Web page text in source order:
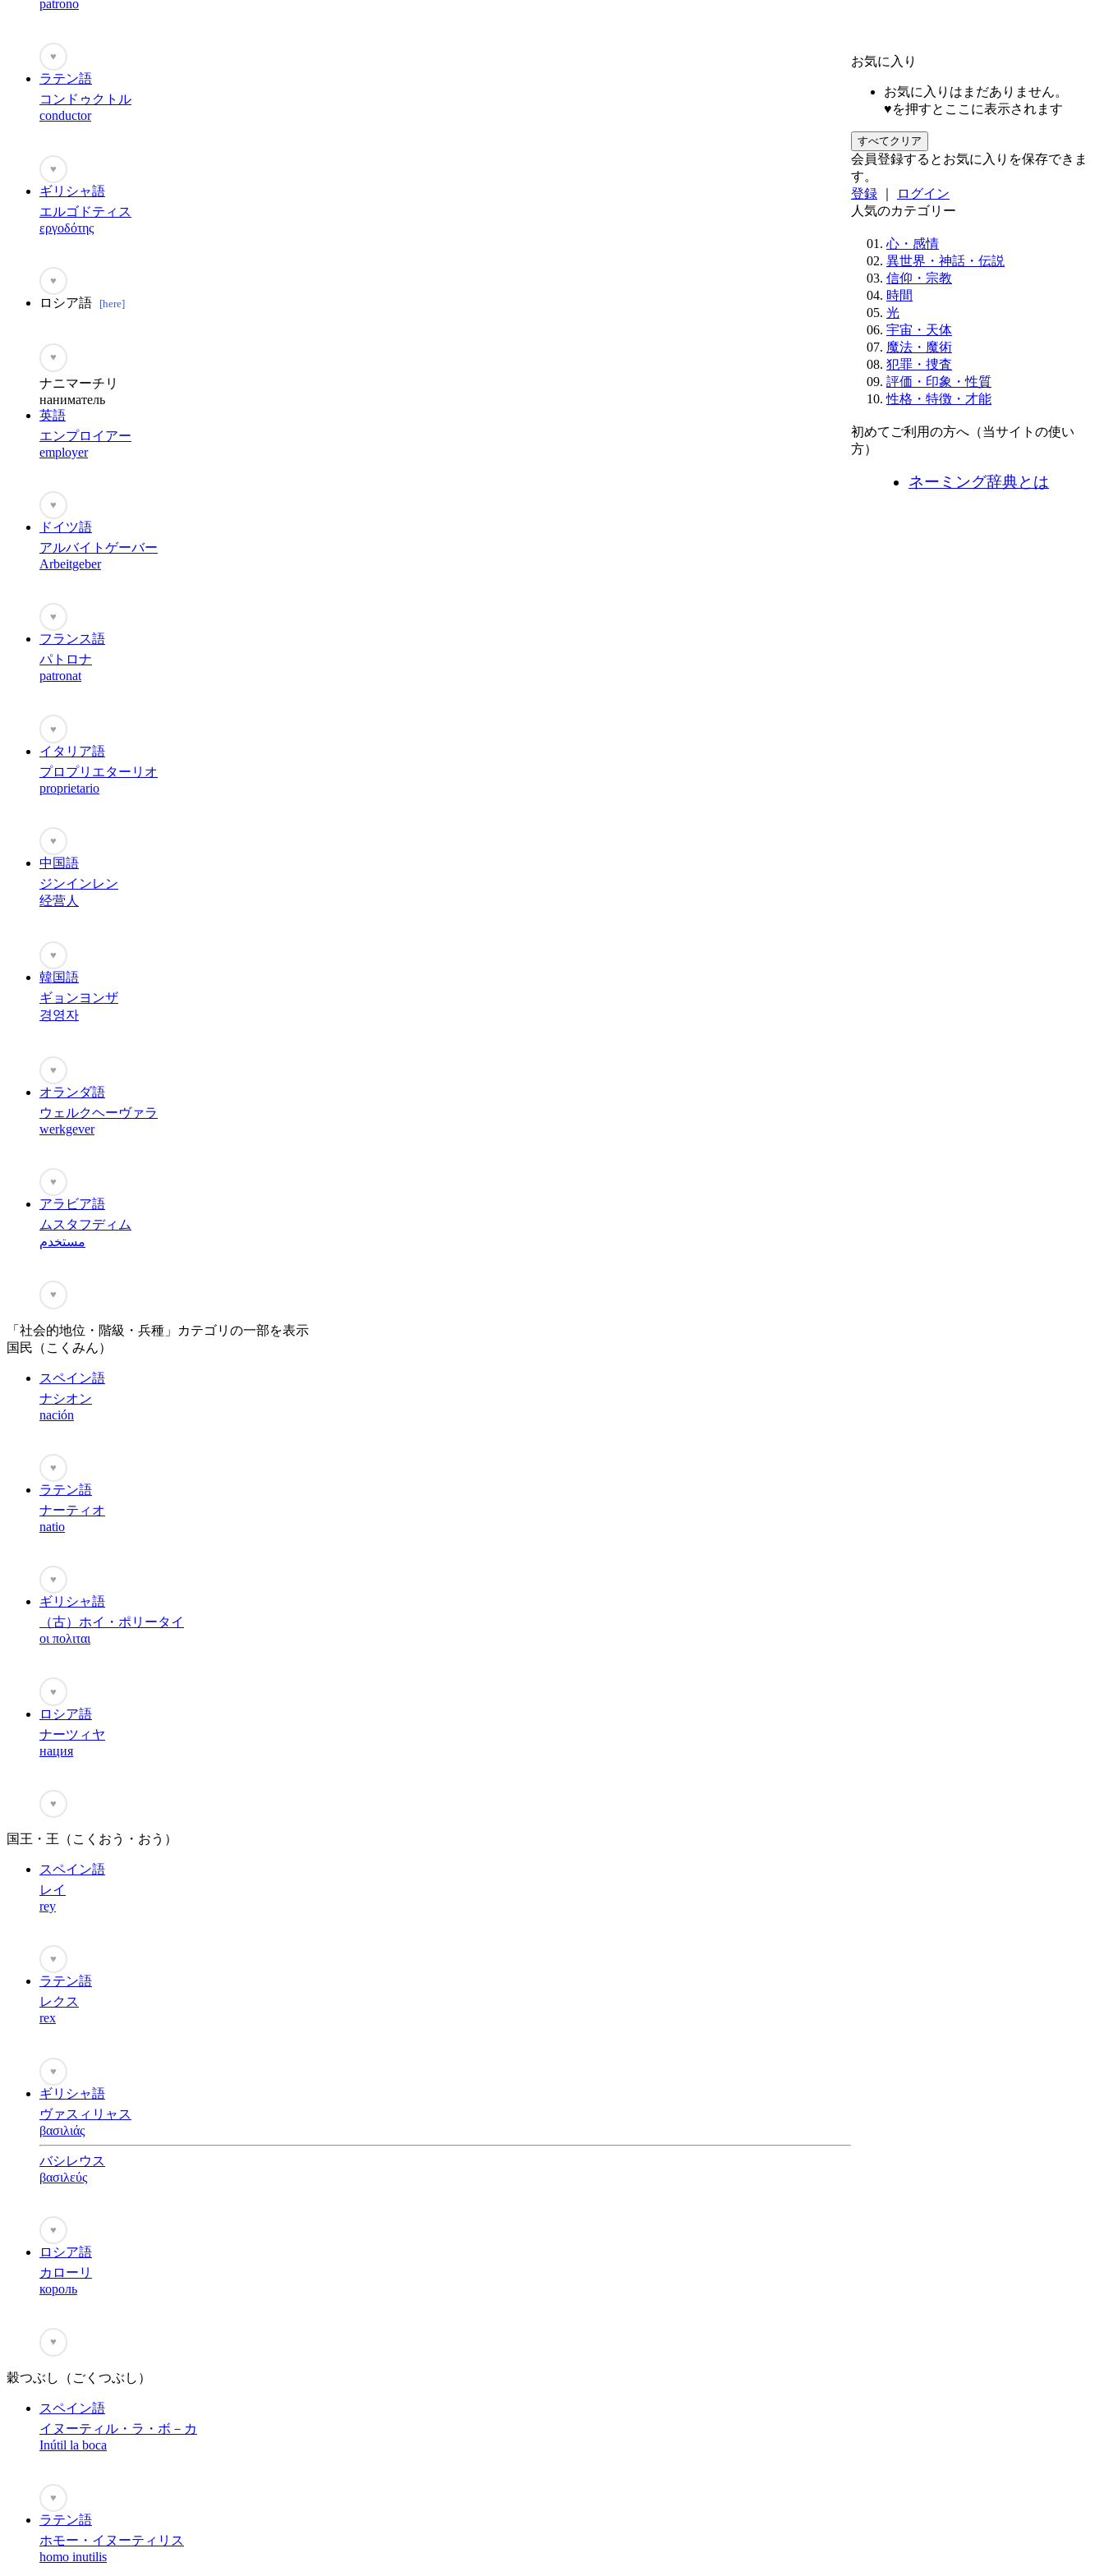
patrono
♥
ラテン語
コンドゥクトル
conductor
♥
ギリシャ語
エルゴドティス
εργοδότης
♥
ロシア語 [here]
♥
ナニマーチリ
наниматель
英語
エンプロイアー
employer
♥
ドイツ語
アルバイトゲーバー
Arbeitgeber
♥
フランス語
パトロナ
patronat
♥
イタリア語
プロプリエターリオ
proprietario
♥
中国語
ジンインレン
经营人
♥
韓国語
ギョンヨンザ
경영자
♥
オランダ語
ウェルクヘーヴァラ
werkgever
♥
アラビア語
ムスタフディム
مستخدم
♥
「社会的地位・階級・兵種」カテゴリの一部を表示
国民（こくみん）
スペイン語
ナシオン
nación
♥
ラテン語
ナーティオ
natio
♥
ギリシャ語
（古）ホイ・ポリータイ
οι πολιται
♥
ロシア語
ナーツィヤ
нация
♥
国王・王（こくおう・おう）
スペイン語
レイ
rey
♥
ラテン語
レクス
rex
♥
ギリシャ語
ヴァスィリャス
βασιλιάς
バシレウス
βασιλεύς
♥
ロシア語
カローリ
король
♥
穀つぶし（ごくつぶし）
スペイン語
イヌーティル・ラ・ボ－カ
Inútil la boca
♥
ラテン語
ホモー・イヌーティリス
homo inutilis
お気に入り
お気に入りはまだありません。
♥を押すとここに表示されます
すべてクリア
会員登録するとお気に入りを保存できま
す。
登録
ログイン
人気のカテゴリー
心・感情
異世界・神話・伝説
信仰・宗教
時間
光
宇宙・天体
魔法・魔術
犯罪・捜査
評価・印象・性質
性格・特徴・才能
初めてご利用の方へ（当サイトの使い
方）
ネーミング辞典とは